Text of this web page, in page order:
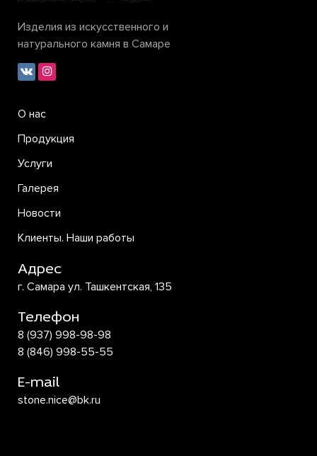
Изделия из искусственного и
натурального камня в Самаре
О нас
Продукция
Услуги
Галерея
Новости
Клиенты. Наши работы
Адрес
г. Самара ул. Ташкентская, 135
Телефон
8 (937) 998-98-98
8 (846) 998-55-55
E-mail
stone.nice@bk.ru